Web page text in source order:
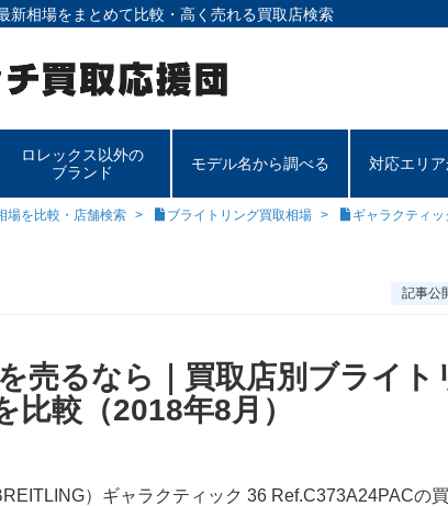
新相場をまとめて比較・高く売れる買取店検索
ロレックス以外の
ブランド
モデル名から調べる 対応エリ
場を比較・店舗検索 ブライトリング買取相場 ギャラクティッ
記事公
売るなら｜買取店別ブライト
比較（2018年8月）
）ギャラクティック 36 Ref.C373A24PACの